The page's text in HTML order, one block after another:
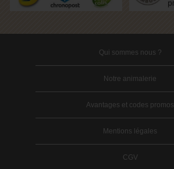
Qui sommes nous ?
Notre animalerie
Avantages et codes promos
Mentions légales
CGV